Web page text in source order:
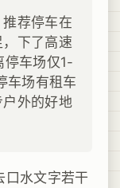
荐停车在
下了高速
停车场仅1-
车场有租车
外的好地
口水文字若干